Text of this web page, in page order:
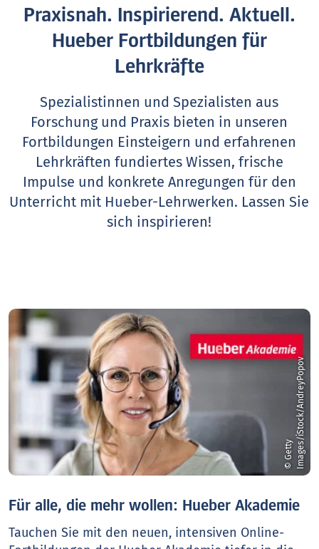
Praxisnah. Inspirierend. Aktuell.
Hueber Fortbildungen für
Lehrkräfte
Spezialistinnen und Spezialisten aus
Forschung und Praxis bieten in unseren
Fortbildungen Einsteigern und erfahrenen
Lehrkräften fundiertes Wissen, frische
Impulse und konkrete Anregungen für den
Unterricht mit Hueber-Lehrwerken. Lassen Sie
sich inspirieren!
©
G
e
t
t
y
I
m
a
g
e
s
/
i
S
t
o
c
k
/
A
n
d
r
e
y
P
o
p
ov
Für alle, die mehr wollen: Hueber Akademie
Tauchen Sie mit den neuen, intensiven Online-